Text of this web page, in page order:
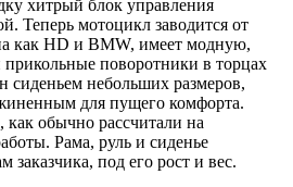
хитрый блок управления
Теперь мотоцикл заводится от
как HD и BMW, имеет модную,
поворотники в торцах
сиденьем небольших размеров,
для пущего комфорта.
обычно рассчитали на
Рама, руль и сиденье
заказчика, под его рост и вес.